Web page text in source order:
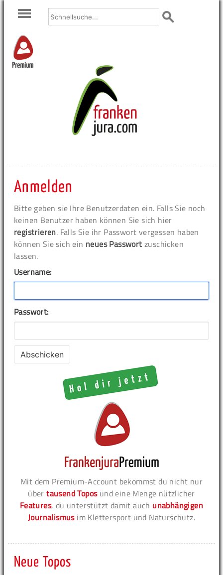
Premium
Anmelden
Bitte geben sie Ihre Benutzerdaten ein. Falls Sie noch
keinen Benutzer haben können Sie sich hier
registrieren. Falls Sie ihr Passwort vergessen haben
können Sie sich ein neues Passwort zuschicken
lassen.
Username:
Passwort:
Mit dem Premium-Account bekommst du nicht nur
übertausend Toposund eine Menge nützlicher
Features, du unterstützt damit auch unabhängigen
Journalismusim Klettersport und Naturschutz.
Neue Topos